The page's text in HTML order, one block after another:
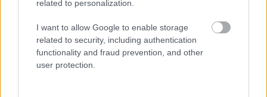
related to personalization.
I want to allow Google to enable storage
related to security, including authentication
functionality and fraud prevention, and other
user protection.